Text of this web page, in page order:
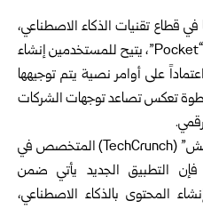
قطاع تقنيات الذكاء الاصطناعي،
مع إطلاق تطبيق جديد يحمل اسم “Pocket”، يتيح للمستخدمين إنشاء
على أوامر نصية يتم توجيهها
تعكس تصاعد توجهات الشركات
وبحسب تقرير نشره موقع “تك كرانش” (TechCrunch) المتخصص في
فإن التطبيق الجديد يأتي ضمن
المحتوى بالذكاء الاصطناعي،